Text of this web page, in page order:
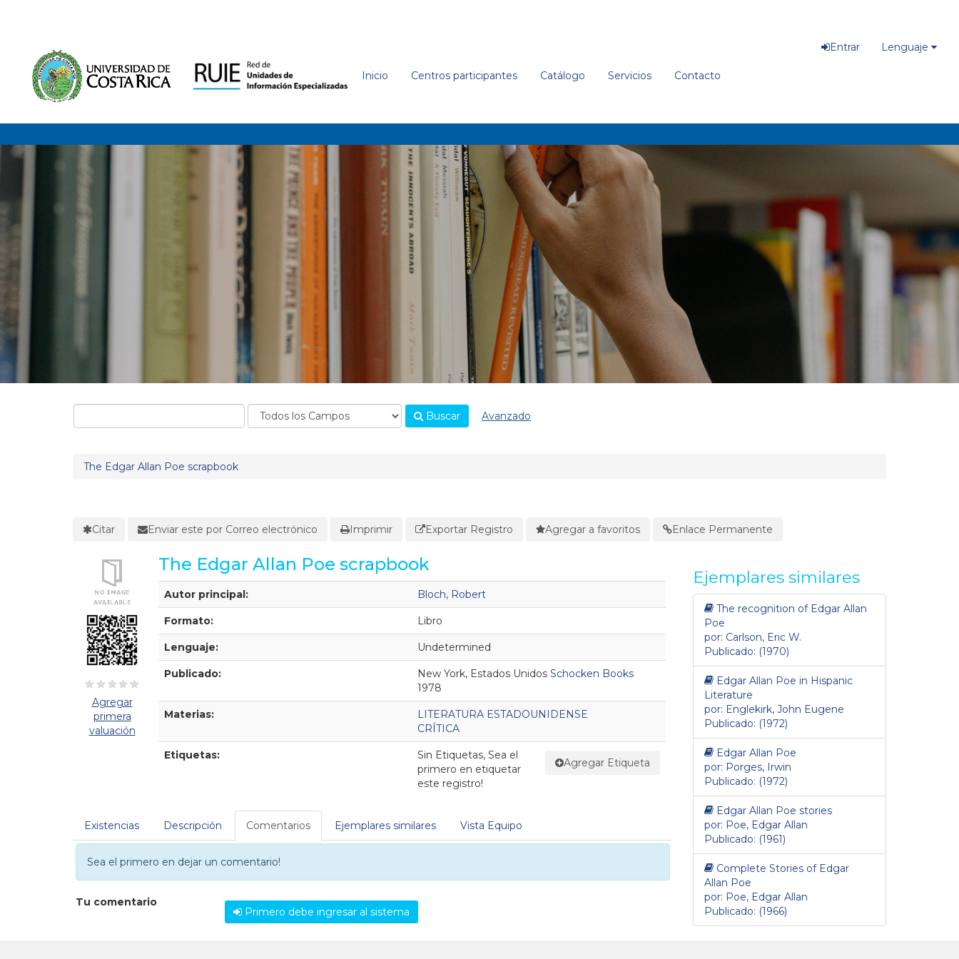
Inicio Centros participantes Catálogo Servicios Contacto
Entrar Lenguaje
Buscar Avanzado
The Edgar Allan Poe scrapbook
Citar Enviar este por Correo electrónico Imprimir Exportar Registro Agregar a favoritos Enlace Permanente
Agregar
primera
valuación
The Edgar Allan Poe scrapbook
Detalles Bibliográficos
Autor principal: Bloch, Robert
Formato: Libro
Lenguaje: Undetermined
Publicado: New York, Estados Unidos Schocken Books
1978
Materias:
LITERATURA ESTADOUNIDENSE
CRÍTICA
Etiquetas:
Agregar Etiqueta
Sin Etiquetas, Sea el
primero en etiquetar
este registro!
Existencias Descripción Comentarios Ejemplares similares Vista Equipo
Sea el primero en dejar un comentario!
Tu comentario
Primero debe ingresar al sistema
Ejemplares similares
The recognition of Edgar Allan
Poe
por: Carlson, Eric W.
Publicado: (1970)
Edgar Allan Poe in Hispanic
Literature
por: Englekirk, John Eugene
Publicado: (1972)
Edgar Allan Poe
por: Porges, Irwin
Publicado: (1972)
Edgar Allan Poe stories
por: Poe, Edgar Allan
Publicado: (1961)
Complete Stories of Edgar
Allan Poe
por: Poe, Edgar Allan
Publicado: (1966)